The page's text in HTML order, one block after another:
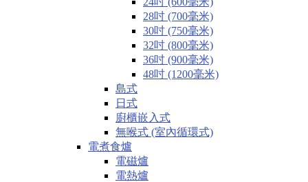
28吋 (700毫米)
30吋 (750毫米)
32吋 (800毫米)
36吋 (900毫米)
48吋 (1200毫米)
島式
日式
廚櫃嵌入式
無喉式 (室內循環式)
電煮食爐
電磁爐
電熱爐